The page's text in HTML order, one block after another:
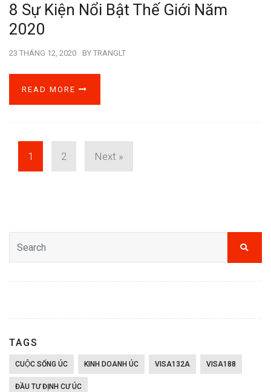
8 Sự Kiện Nổi Bật Thế Giới Năm
2020
23 THÁNG 12, 2020 BY TRANGLT
READ MORE
1 2 Next »
TAGS
CUỘC SỐNG ÚC KINH DOANH ÚC VISA132A VISA188
ĐẦU TƯ ĐỊNH CƯ ÚC